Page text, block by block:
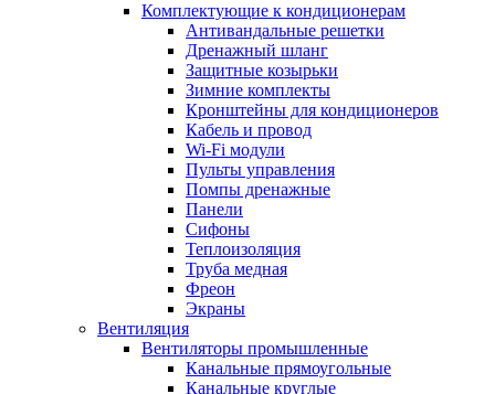
Комплектующие к кондиционерам
Антивандальные решетки
Дренажный шланг
Защитные козырьки
Зимние комплекты
Кронштейны для кондиционеров
Кабель и провод
Wi-Fi модули
Пульты управления
Помпы дренажные
Панели
Сифоны
Теплоизоляция
Труба медная
Фреон
Экраны
Вентиляция
Вентиляторы промышленные
Канальные прямоугольные
Канальные круглые